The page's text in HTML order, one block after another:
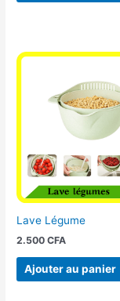
Lave Légume
2.500CFA
Ajouter au panier